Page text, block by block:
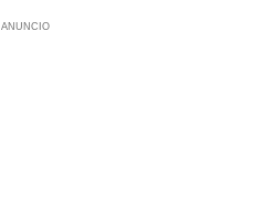
ANUNCIO